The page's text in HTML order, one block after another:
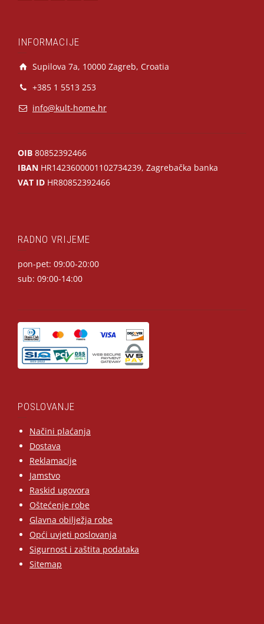
INFORMACIJE
Supilova 7a, 10000 Zagreb, Croatia
+385 1 5513 253
info@kult-home.hr
OIB 80852392466
IBAN HR1423600001102734239, Zagrebačka banka
VAT ID HR80852392466
RADNO VRIJEME
pon-pet: 09:00-20:00
sub: 09:00-14:00
POSLOVANJE
Načini plaćanja
Dostava
Reklamacije
Jamstvo
Raskid ugovora
Oštećenje robe
Glavna obilježja robe
Opći uvjeti poslovanja
Sigurnost i zaštita podataka
Sitemap